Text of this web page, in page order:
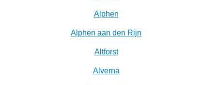
Alphen
Alphen aan den Rijn
Altforst
Alverna